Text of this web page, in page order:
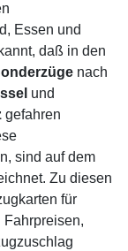
Essen und
daß in den
nach
und
gefahren
sind auf dem
Zu diesen
für